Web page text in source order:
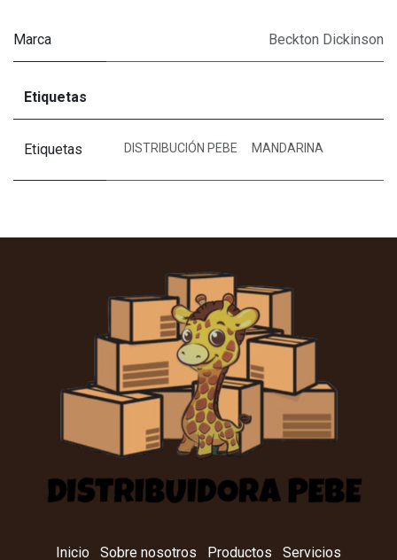
Marca Beckton Dickinson
Etiquetas
Etiquetas DISTRIBUCIÓN PEBE MANDARINA
Inicio Sobre nosotros Productos Servicios